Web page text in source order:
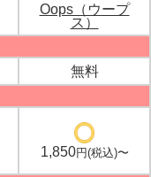
Oops（ウープ
ス）
無料
1,850円(税込)〜